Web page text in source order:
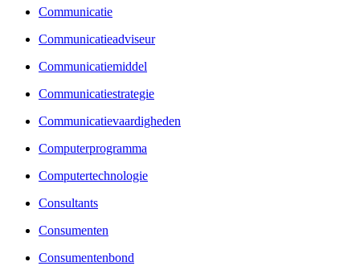
Communicatie
Communicatieadviseur
Communicatiemiddel
Communicatiestrategie
Communicatievaardigheden
Computerprogramma
Computertechnologie
Consultants
Consumenten
Consumentenbond